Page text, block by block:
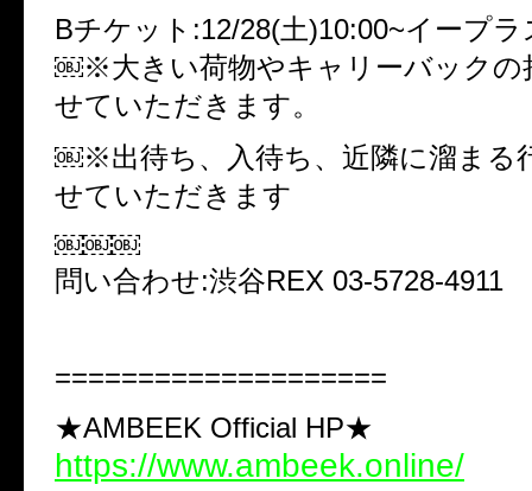
Bチケット:12/28(土)10:00~イー
￼※大きい荷物やキャリーバックの
せていただきます。
￼※出待ち、入待ち、近隣に溜まる
せていただきます
￼￼￼
問い合わせ:渋谷REX 03-5728-4911
====================
★AMBEEK Official HP★
https://www.ambeek.online/